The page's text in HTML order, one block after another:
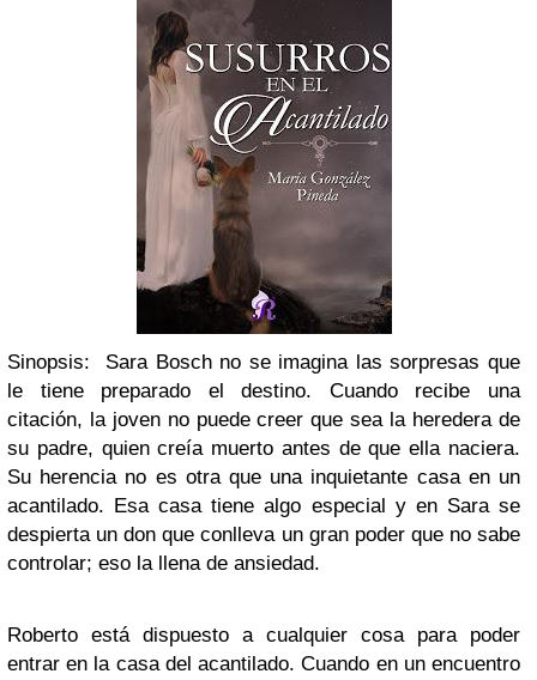
Sinopsis: Sara Bosch no se imagina las sorpresas que
le tiene preparado el destino. Cuando recibe una
citación, la joven no puede creer que sea la heredera de
su padre, quien creía muerto antes de que ella naciera.
Su herencia no es otra que una inquietante casa en un
acantilado. Esa casa tiene algo especial y en Sara se
despierta un don que conlleva un gran poder que no sabe
controlar; eso la llena de ansiedad.
Roberto está dispuesto a cualquier cosa para poder
entrar en la casa del acantilado. Cuando en un encuentro